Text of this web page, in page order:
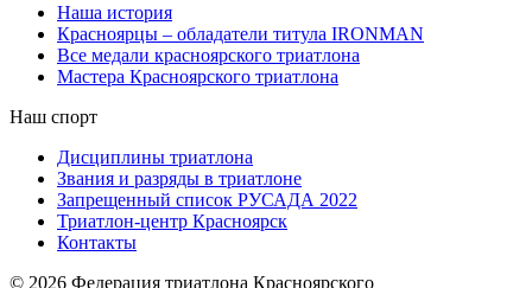
Наша история
Красноярцы – обладатели титула IRONMAN
Все медали красноярского триатлона
Мастера Красноярского триатлона
Наш спорт
Дисциплины триатлона
Звания и разряды в триатлоне
Запрещенный список РУСАДА 2022
Триатлон-центр Красноярск
Контакты
© 2026 Федерация триатлона Красноярского